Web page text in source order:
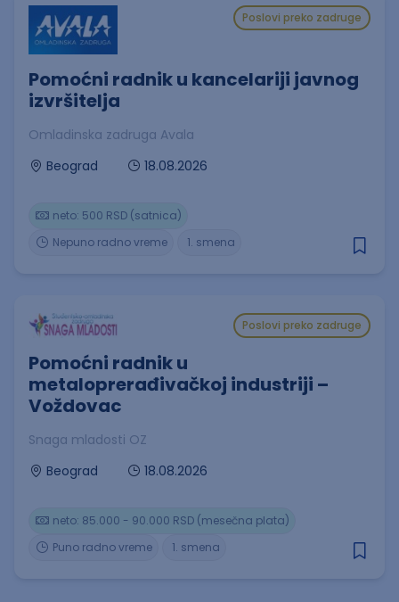
Poslovi preko zadruge
Pomoćni radnik u kancelariji javnog
izvršitelja
Omladinska zadruga Avala
Beograd
18.08.2026
1. smena
Nepuno radno vreme
neto: 500 RSD (satnica)
Poslovi preko zadruge
Pomoćni radnik u
metaloprerađivačkoj industriji –
Voždovac
Snaga mladosti OZ
Beograd
18.08.2026
1. smena
Puno radno vreme
neto: 85.000 - 90.000 RSD (mesečna plata)